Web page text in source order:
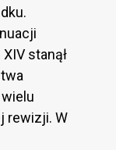
stanął
rewizji. W